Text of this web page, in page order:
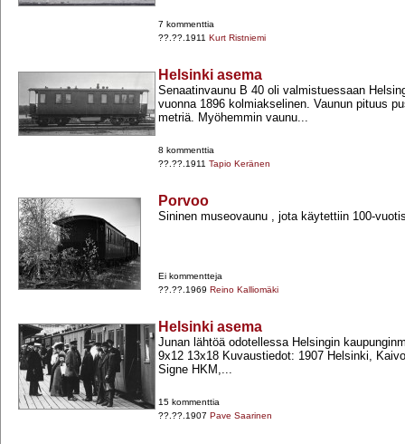
7 kommenttia
??.??.1911 Kurt Ristniemi
Helsinki asema
Senaatinvaunu B 40 oli valmistuessaan
vuonna 1896 kolmiakselinen. Vaunun pituus
metriä. Myöhemmin vaunu...
8 kommenttia
??.??.1911 Tapio Keränen
Porvoo
Sininen museovaunu , jota käytettiin 100-​
Ei kommentteja
??.??.1969 Reino Kalliomäki
Helsinki asema
Junan lähtöä odotellessa Helsingin
9x12 13x18 Kuvaustiedot: 1907 Helsinki,
Signe HKM,...
15 kommenttia
??.??.1907 Pave Saarinen